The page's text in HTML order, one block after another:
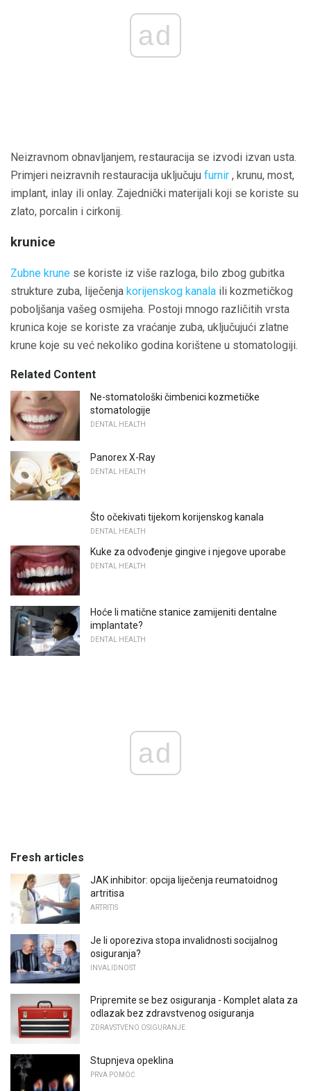
ad
Neizravnom obnavljanjem, restauracija se izvodi izvan usta.
Primjeri neizravnih restauracija uključuju furnir , krunu, most,
implant, inlay ili onlay. Zajednički materijali koji se koriste su
zlato, porcalin i cirkonij.
krunice
Zubne krune se koriste iz više razloga, bilo zbog gubitka
strukture zuba, liječenja korijenskog kanala ili kozmetičkog
poboljšanja vašeg osmijeha. Postoji mnogo različitih vrsta
krunica koje se koriste za vraćanje zuba, uključujući zlatne
krune koje su već nekoliko godina korištene u stomatologiji.
Related Content
Ne-stomatološki čimbenici kozmetičke
stomatologije
DENTAL HEALTH
Panorex X-Ray
DENTAL HEALTH
Što očekivati ​​tijekom korijenskog kanala
DENTAL HEALTH
Kuke za odvođenje gingive i njegove uporabe
DENTAL HEALTH
Hoće li matične stanice zamijeniti dentalne
implantate?
DENTAL HEALTH
ad
Fresh articles
JAK inhibitor: opcija liječenja reumatoidnog
artritisa
ARTRITIS
Je li oporeziva stopa invalidnosti socijalnog
osiguranja?
INVALIDNOST
Pripremite se bez osiguranja - Komplet alata za
odlazak bez zdravstvenog osiguranja
ZDRAVSTVENO OSIGURANJE
Stupnjeva opeklina
PRVA POMOĆ